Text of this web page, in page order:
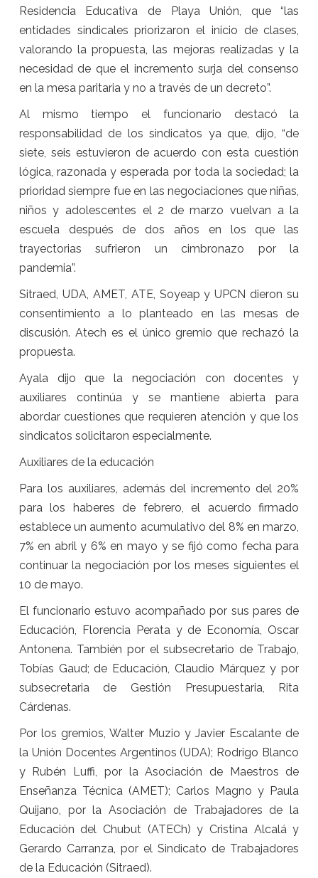
Residencia Educativa de Playa Unión, que “las
entidades sindicales priorizaron el inicio de clases,
valorando la propuesta, las mejoras realizadas y la
necesidad de que el incremento surja del consenso
en la mesa paritaria y no a través de un decreto”.
Al mismo tiempo el funcionario destacó la
responsabilidad de los sindicatos ya que, dijo, “de
siete, seis estuvieron de acuerdo con esta cuestión
lógica, razonada y esperada por toda la sociedad; la
prioridad siempre fue en las negociaciones que niñas,
niños y adolescentes el 2 de marzo vuelvan a la
escuela después de dos años en los que las
trayectorias sufrieron un cimbronazo por la
pandemia”.
Sitraed, UDA, AMET, ATE, Soyeap y UPCN dieron su
consentimiento a lo planteado en las mesas de
discusión. Atech es el único gremio que rechazó la
propuesta.
Ayala dijo que la negociación con docentes y
auxiliares continúa y se mantiene abierta para
abordar cuestiones que requieren atención y que los
sindicatos solicitaron especialmente.
Auxiliares de la educación
Para los auxiliares, además del incremento del 20%
para los haberes de febrero, el acuerdo firmado
establece un aumento acumulativo del 8% en marzo,
7% en abril y 6% en mayo y se fijó como fecha para
continuar la negociación por los meses siguientes el
10 de mayo.
El funcionario estuvo acompañado por sus pares de
Educación, Florencia Perata y de Economía, Oscar
Antonena. También por el subsecretario de Trabajo,
Tobías Gaud; de Educación, Claudio Márquez y por
subsecretaria de Gestión Presupuestaria, Rita
Cárdenas.
Por los gremios, Walter Muzio y Javier Escalante de
la Unión Docentes Argentinos (UDA); Rodrigo Blanco
y Rubén Luffi, por la Asociación de Maestros de
Enseñanza Técnica (AMET); Carlos Magno y Paula
Quijano, por la Asociación de Trabajadores de la
Educación del Chubut (ATECh) y Cristina Alcalá y
Gerardo Carranza, por el Sindicato de Trabajadores
de la Educación (Sitraed).